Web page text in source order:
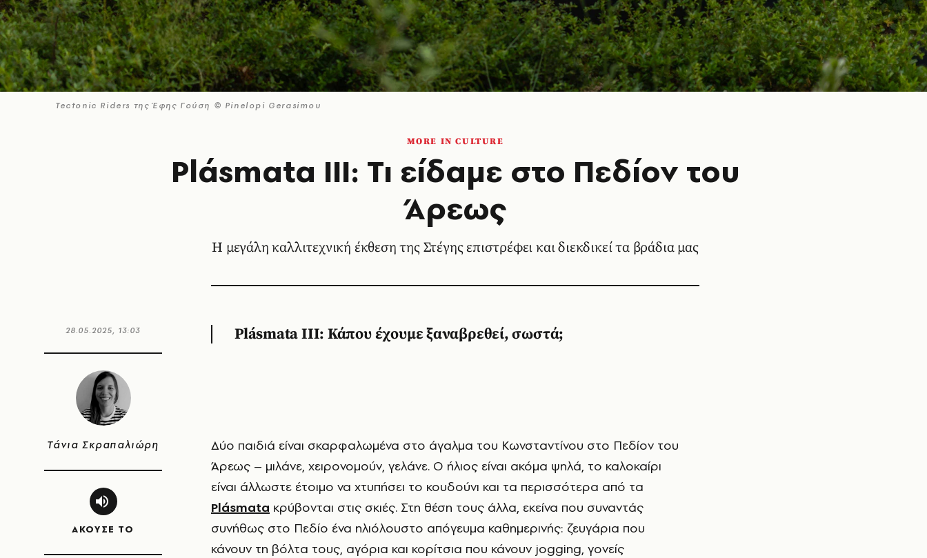
Tectonic Riders της Έφης Γούση © Pinelopi Gerasimou
MORE IN CULTURE
Plásmata ΙΙΙ: Τι είδαμε στο Πεδίον του
Άρεως
H μεγάλη καλλιτεχνική έκθεση της Στέγης επιστρέφει και διεκδικεί τα βράδια μας
28.05.2025, 13:03
Τάνια Σκραπαλιώρη
ΑΚΟΥΣΕ ΤΟ
Plásmata III: Κάπου έχουμε ξαναβρεθεί, σωστά;
Δύο παιδιά είναι σκαρφαλωμένα στο άγαλμα του Κωνσταντίνου στο Πεδίον του
Άρεως – μιλάνε, χειρονομούν, γελάνε. Ο ήλιος είναι ακόμα ψηλά, το καλοκαίρι
είναι άλλωστε έτοιμο να χτυπήσει το κουδούνι και τα περισσότερα από τα
Plásmata κρύβονται στις σκιές. Στη θέση τους άλλα, εκείνα που συναντάς
συνήθως στο Πεδίο ένα ηλιόλουστο απόγευμα καθημερινής: ζευγάρια που
κάνουν τη βόλτα τους, αγόρια και κορίτσια που κάνουν jogging, γονείς